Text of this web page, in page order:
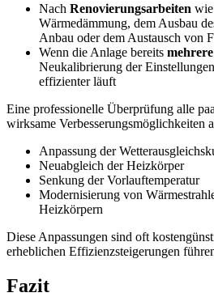
Nach Renovierungsarbeiten
Wärmedämmung, dem Ausbau
Anbau oder dem Austausch von
Wenn die Anlage bereits
Neukalibrierung der
effizienter läuft
Eine professionelle Überprüfung alle
wirksame Verbesserungsmöglichkeiten
Anpassung der
Neuabgleich der Heizkörper
Senkung der Vorlauftemperatur
Modernisierung von
Heizkörpern
Diese Anpassungen sind oft
erheblichen Effizienzsteigerungen
Fazit